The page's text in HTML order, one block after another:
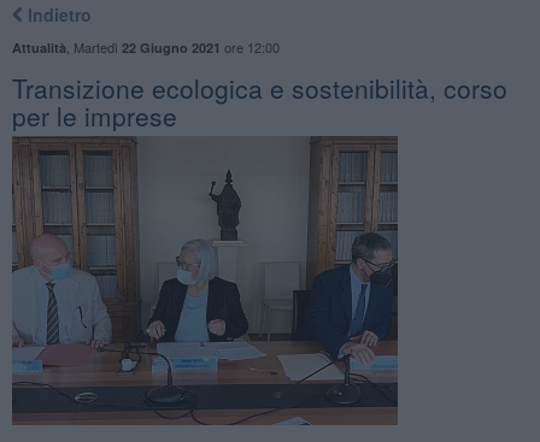
Indietro
Attualità Martedì 22 Giugno 2021 ore 12:00
Transizione ecologica e sostenibilità, corso
per le imprese